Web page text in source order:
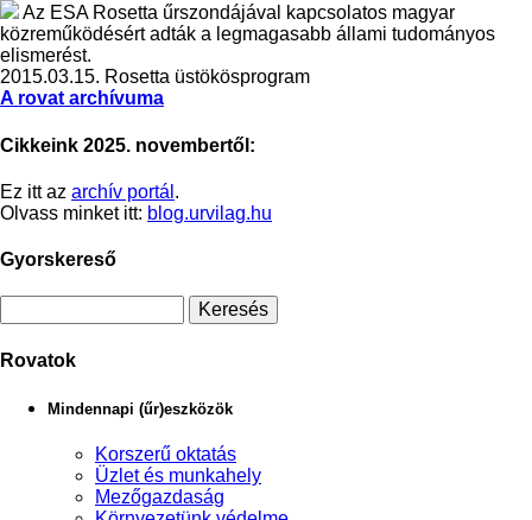
Az ESA Rosetta űrszondájával kapcsolatos magyar
közreműködésért adták a legmagasabb állami tudományos
elismerést.
2015.03.15. Rosetta üstökösprogram
A rovat archívuma
Cikkeink 2025. novembertől:
Ez itt az archív portál .
Olvass minket itt: blog.urvilag.hu
Gyorskereső
Rovatok
Mindennapi (űr)eszközök
Korszerű oktatás
Üzlet és munkahely
Mezőgazdaság